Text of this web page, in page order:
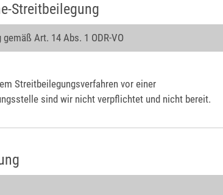
Streitbeilegung
Art. 14 Abs. 1 ODR-VO
Streitbeilegungsverfahren vor einer
sind wir nicht verpflichtet und nicht bereit.